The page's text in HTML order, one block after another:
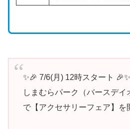
✨🎉 7/6(月) 12時スタート 🎉✨
しまむらパーク（バースデイ
で【アクセサリーフェア】を